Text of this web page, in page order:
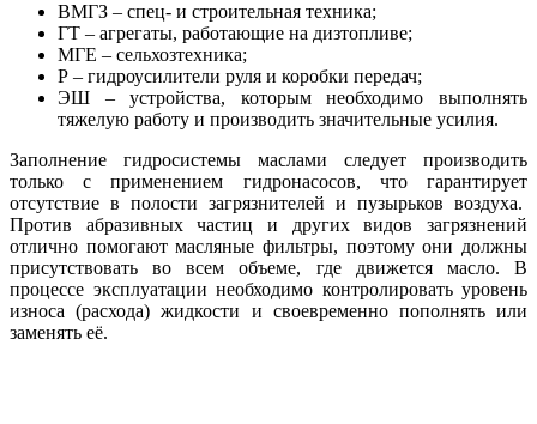
ВМГЗ – спец- и строительная техника;
ГТ – агрегаты, работающие на дизтопливе;
МГЕ – сельхозтехника;
Р – гидроусилители руля и коробки передач;
ЭШ – устройства, которым необходимо выполнять
тяжелую работу и производить значительные усилия.
Заполнение гидросистемы маслами следует производить
только с применением гидронасосов, что гарантирует
отсутствие в полости загрязнителей и пузырьков воздуха.
Против абразивных частиц и других видов загрязнений
отлично помогают масляные фильтры, поэтому они должны
присутствовать во всем объеме, где движется масло. В
процессе эксплуатации необходимо контролировать уровень
износа (расхода) жидкости и своевременно пополнять или
заменять её.